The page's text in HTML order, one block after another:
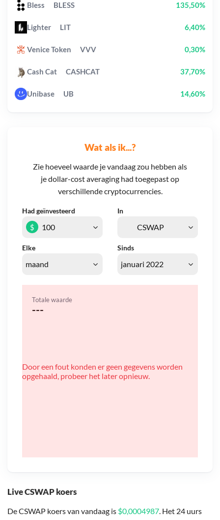
Live CSWAP koers
De CSWAP koers van vandaag is $0,0004987. Het 24 uurs
Wat als ik...?
Zie hoeveel waarde je vandaag zou hebben als
je dollar-cost averaging had toegepast op
verschillende cryptocurrencies.
Had geïnvesteerd In
Elke Sinds
$
Totale waarde
---
Door een fout konden er geen gegevens worden
opgehaald, probeer het later opnieuw.
Bless BLESS 135,50%
Lighter LIT 6,40%
Venice Token VVV 0,30%
Cash Cat CASHCAT 37,70%
Unibase UB 14,60%